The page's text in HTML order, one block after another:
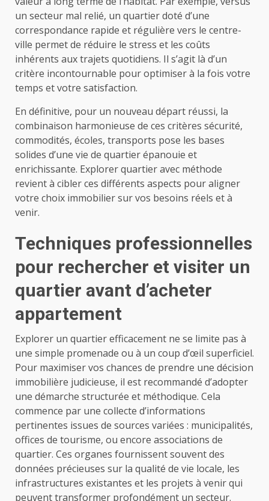
un secteur mal relié, un quartier doté d’une
correspondance rapide et régulière vers le centre-
ville permet de réduire le stress et les coûts
inhérents aux trajets quotidiens. Il s’agit là d’un
critère incontournable pour optimiser à la fois votre
temps et votre satisfaction.
En définitive, pour un nouveau départ réussi, la
combinaison harmonieuse de ces critères sécurité,
commodités, écoles, transports pose les bases
solides d’une vie de quartier épanouie et
enrichissante. Explorer quartier avec méthode
revient à cibler ces différents aspects pour aligner
votre choix immobilier sur vos besoins réels et à
venir.
Techniques professionnelles
pour rechercher et visiter un
quartier avant d’acheter
appartement
Explorer un quartier efficacement ne se limite pas à
une simple promenade ou à un coup d’œil superficiel.
Pour maximiser vos chances de prendre une décision
immobilière judicieuse, il est recommandé d’adopter
une démarche structurée et méthodique. Cela
commence par une collecte d’informations
pertinentes issues de sources variées : municipalités,
offices de tourisme, ou encore associations de
quartier. Ces organes fournissent souvent des
données précieuses sur la qualité de vie locale, les
infrastructures existantes et les projets à venir qui
peuvent transformer profondément un secteur.